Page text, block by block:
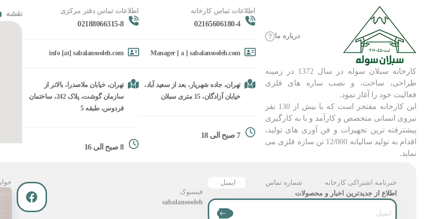
درباره ما
کارخانه سبلان سوله در سال 1372 در زمینه
طراحی، ساخت، و نصب سازه های فلزی
فعالیت خود را آغاز نمود.
این کارخانه مفتخر است که با بیش از 130 نفر
نیروی انسانی متخصص و کارآمد و با به کارگیری
پیشترفته ترین تجهیزات و فن آوری های تولید،
اقدام به تولید سالیانه 12/000 تن سازه فلزی می
نماید.
اطلاعات تماس کارخانه
02165606180-4
Manager [ a ] sabalansooleh.com
تهران، جاده شهریار، بعد از سعید آباد،
خیابان آزادگان، 15 متری سبلان
7 صبح الی 18
اطلاعات تماس دفتر مرکزی
02188066315-8
info [at] sabalansooleh.com
تهران، خیابان ملاصدرا، بالاتر از
سازمان گوشت، پلاک 242، ساختمان
فردوس، طبقه 5
8 صبح الی 16
نقشه
خبرنامه اشتراکی کارخانه شماره تماس
ایمیل
اطلاع از جدیدترین اخبار و محصولات
فیسبوک
sabalansooleh